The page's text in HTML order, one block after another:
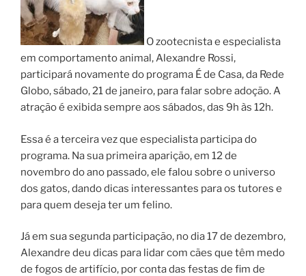
O zootecnista e especialista
em comportamento animal, Alexandre Rossi,
participará novamente do programa É de Casa, da Rede
Globo, sábado, 21 de janeiro, para falar sobre adoção. A
atração é exibida sempre aos sábados, das 9h às 12h.
Essa é a terceira vez que especialista participa do
programa. Na sua primeira aparição, em 12 de
novembro do ano passado, ele falou sobre o universo
dos gatos, dando dicas interessantes para os tutores e
para quem deseja ter um felino.
Já em sua segunda participação, no dia 17 de dezembro,
Alexandre deu dicas para lidar com cães que têm medo
de fogos de artifício, por conta das festas de fim de